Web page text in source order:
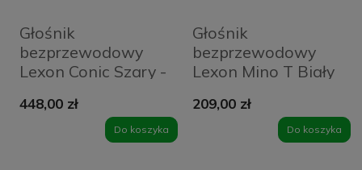
Głośnik
bezprzewodowy
Lexon Conic Szary -
448,00 zł
Do koszyka
Głośnik
bezprzewodowy
Lexon Mino T Biały
209,00 zł
Do koszyka